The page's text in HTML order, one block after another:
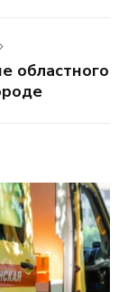
областного